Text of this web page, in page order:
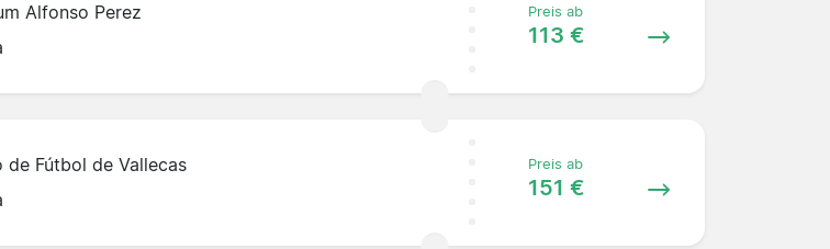
Alfonso Perez
Preis ab
113 €
de Fútbol de Vallecas
Preis ab
151 €